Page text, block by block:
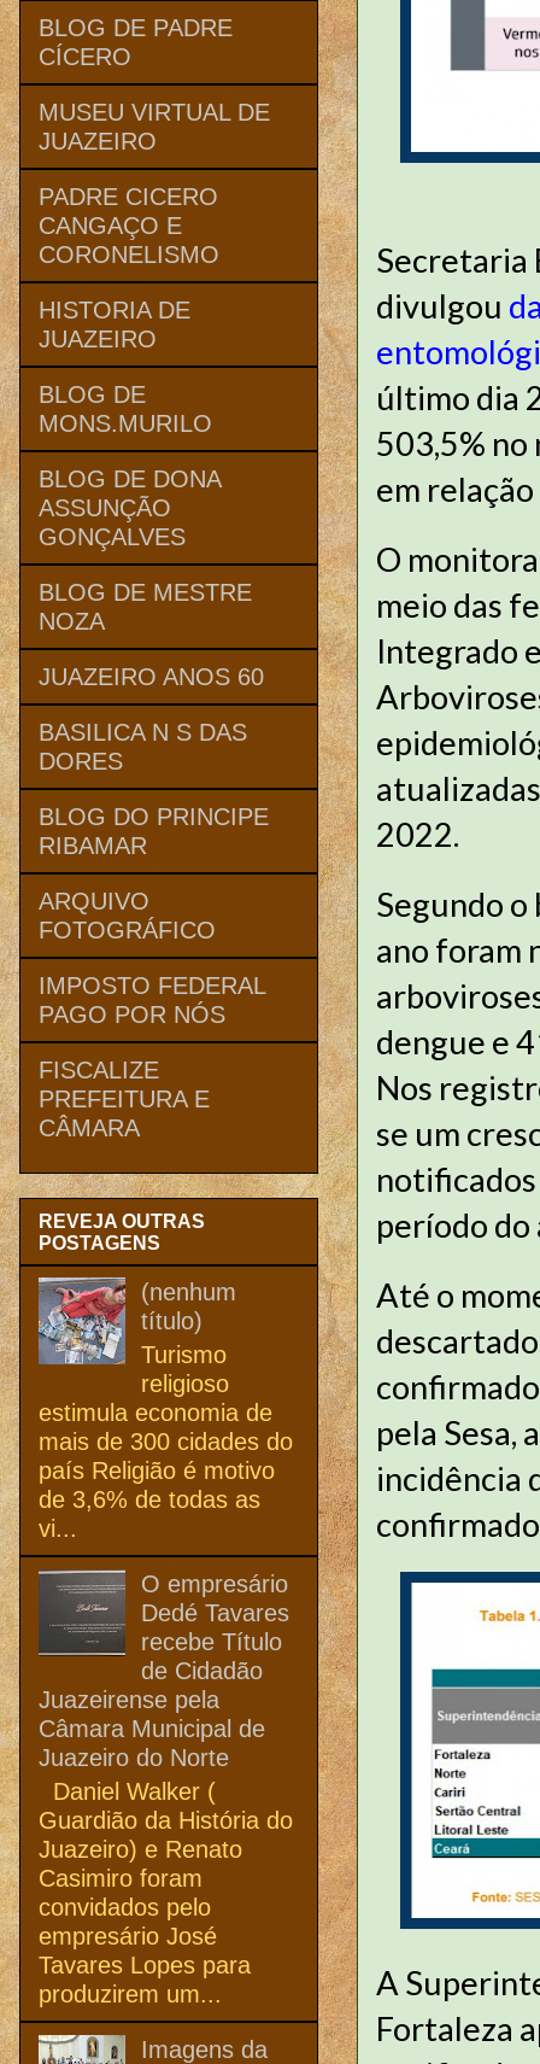
Secretaria
divulgou
último dia
503,5% no
em
O
meio das
Integrado
2022.
Segundo
ano foram
dengue e
Nos
se um
período
Até o
pela Sesa,
incidência
A
Fortaleza
BLOG DE PADRE
CÍCERO
MUSEU VIRTUAL DE
JUAZEIRO
PADRE CICERO
CANGAÇO E
CORONELISMO
HISTORIA DE
JUAZEIRO
BLOG DE
MONS.MURILO
BLOG DE DONA
ASSUNÇÃO
GONÇALVES
BLOG DE MESTRE
NOZA
JUAZEIRO ANOS 60
BASILICA N S DAS
DORES
BLOG DO PRINCIPE
RIBAMAR
ARQUIVO
FOTOGRÁFICO
IMPOSTO FEDERAL
PAGO POR NÓS
FISCALIZE
PREFEITURA E
CÂMARA
REVEJA OUTRAS
POSTAGENS
(nenhum
título)
Turismo
religioso
estimula economia de
mais de 300 cidades do
país Religião é motivo
de 3,6% de todas as
vi...
O empresário
Dedé Tavares
recebe Título
de Cidadão
Juazeirense pela
Câmara Municipal de
Juazeiro do Norte
Daniel Walker (
Guardião da História do
Juazeiro) e Renato
Casimiro foram
convidados pelo
empresário José
Tavares Lopes para
produzirem um...
Imagens da